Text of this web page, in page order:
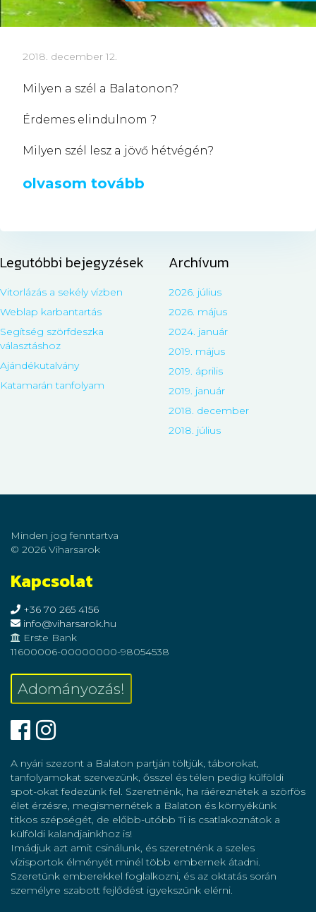
2018. december 12.
Milyen a szél a Balatonon?
Érdemes elindulnom ?
Milyen szél lesz a jövő hétvégén?
olvasom tovább
Legutóbbi bejegyzések
Vitorlázás a sekély vízben
Weblap karbantartás
Segítség szörfdeszka
választáshoz
Ajándékutalvány
Katamarán tanfolyam
Archívum
2026. július
2026. május
2024. január
2019. május
2019. április
2019. január
2018. december
2018. július
Minden jog fenntartva
© 2026 Viharsarok
Kapcsolat
+36 70 265 4156
info@viharsarok.hu
Erste Bank
11600006-00000000-98054538
Adományozás!
Facebook
Instagram
A nyári szezont a Balaton partján töltjük, táborokat,
tanfolyamokat szervezünk, ősszel és télen pedig külföldi
spot-okat fedezünk fel. Szeretnénk, ha ráéreznétek a szörfös
élet érzésre, megismernétek a Balaton és környékünk
titkos szépségét, de előbb-utóbb Ti is csatlakoznátok a
külföldi kalandjainkhoz is!
Imádjuk azt amit csinálunk, és szeretnénk a szeles
vízisportok élményét minél több embernek átadni.
Szeretünk emberekkel foglalkozni, és az oktatás során
személyre szabott fejlődést igyekszünk elérni.